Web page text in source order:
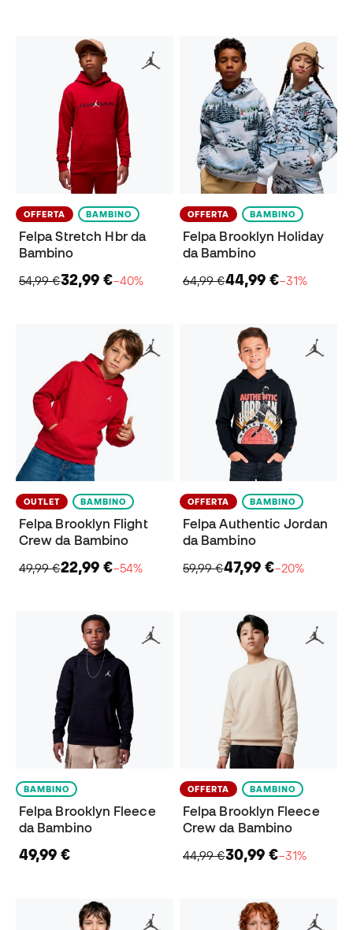
OFFERTA BAMBINO
Felpa Stretch Hbr da
Bambino
54,99 €32,99 €−40%
OFFERTA BAMBINO
Felpa Brooklyn Holiday
da Bambino
64,99 €44,99 €−31%
OUTLET BAMBINO
Felpa Brooklyn Flight
Crew da Bambino
49,99 €22,99 €−54%
OFFERTA BAMBINO
Felpa Authentic Jordan
da Bambino
59,99 €47,99 €−20%
BAMBINO
Felpa Brooklyn Fleece
da Bambino
49,99 €
OFFERTA BAMBINO
Felpa Brooklyn Fleece
Crew da Bambino
44,99 €30,99 €−31%